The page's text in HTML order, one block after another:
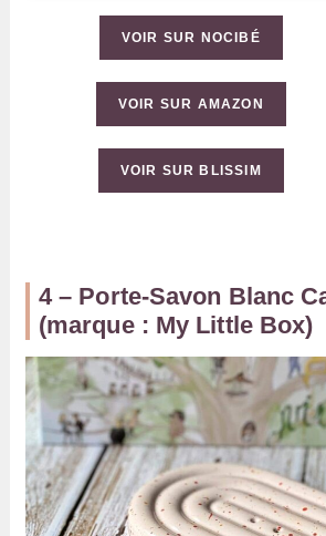
VOIR SUR NOCIBÉ
VOIR SUR AMAZON
VOIR SUR BLISSIM
4 – Porte-Savon Blanc
(marque : My Little Box)